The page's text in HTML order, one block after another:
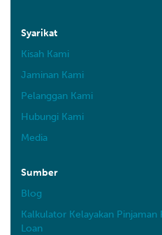
Syarikat
Kisah Kami
Jaminan Kami
Pelanggan Kami
Hubungi Kami
Media
Sumber
Blog
Kalkulator Kelayakan
Loan